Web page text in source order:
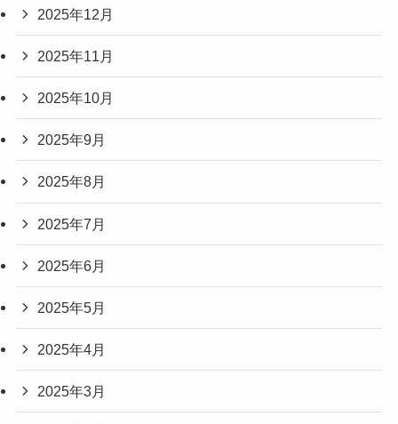
2025年12月
2025年11月
2025年10月
2025年9月
2025年8月
2025年7月
2025年6月
2025年5月
2025年4月
2025年3月